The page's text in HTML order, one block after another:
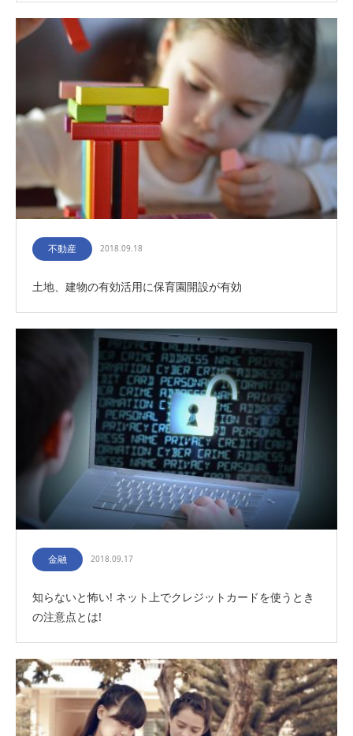
不動産 2018.09.18
土地、建物の有効活用に保育園開設が有効
金融 2018.09.17
知らないと怖い! ネット上でクレジットカードを使うとき
の注意点とは!